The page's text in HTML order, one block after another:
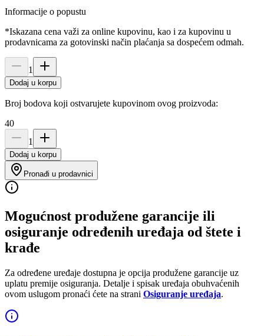
Informacije o popustu
*Iskazana cena važi za online kupovinu, kao i za kupovinu u
prodavnicama za gotovinski način plaćanja sa dospećem odmah.
1
Dodaj u korpu
Broj bodova koji ostvarujete kupovinom ovog proizvoda:
40
1
Dodaj u korpu
Pronađi u prodavnici
Mogućnost produžene garancije ili
osiguranje određenih uređaja od štete i
krađe
Za određene uređaje dostupna je opcija produžene garancije uz
uplatu premije osiguranja. Detalje i spisak uređaja obuhvaćenih
ovom uslugom pronaći ćete na strani Osiguranje uređaja.